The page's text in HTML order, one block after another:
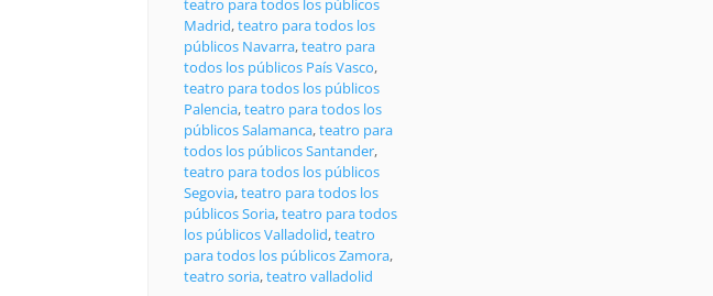
teatro para todos los públicos
Madrid,teatro para todos los
públicos Navarra,teatro para
todos los públicos País Vasco,
teatro para todos los públicos
Palencia,teatro para todos los
públicos Salamanca,teatro para
todos los públicos Santander,
teatro para todos los públicos
Segovia,teatro para todos los
públicos Soria,teatro para todos
los públicos Valladolid,teatro
para todos los públicos Zamora,
teatro soria,teatro valladolid